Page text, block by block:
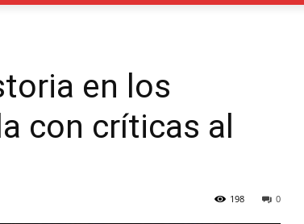
en los
con críticas al
0
198